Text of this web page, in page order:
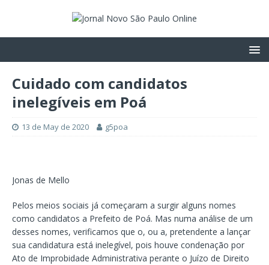
Cuidado com candidatos
inelegíveis em Poá
13 de May de 2020 g5poa
Jonas de Mello
Pelos meios sociais já começaram a surgir alguns nomes
como candidatos a Prefeito de Poá. Mas numa análise de um
desses nomes, verificamos que o, ou a, pretendente a lançar
sua candidatura está inelegível, pois houve condenação por
Ato de Improbidade Administrativa perante o Juízo de Direito